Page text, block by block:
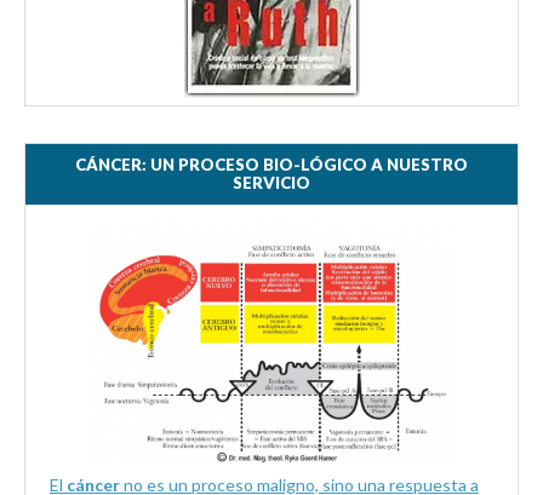
CÁNCER: UN PROCESO BIO-LÓGICO A NUESTRO
SERVICIO
El cáncerno es un proceso maligno, sino una respuesta a